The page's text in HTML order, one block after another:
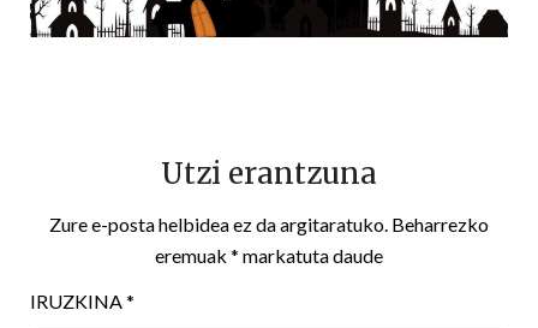
Utzi erantzuna
Zure e-posta helbidea ez da argitaratuko. Beharrezko
eremuak * markatuta daude
IRUZKINA*